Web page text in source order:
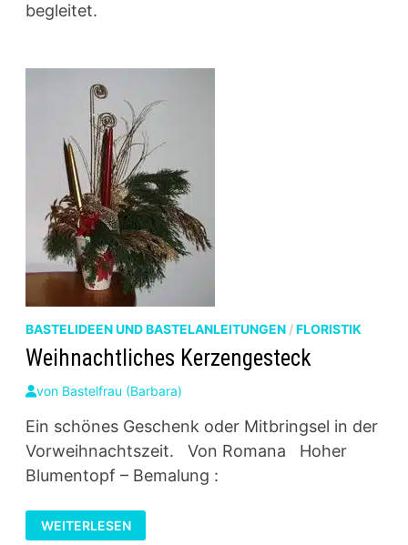
begleitet.
BASTELIDEEN UND BASTELANLEITUNGEN/FLORISTIK
Weihnachtliches Kerzengesteck
von Bastelfrau (Barbara)
Ein schönes Geschenk oder Mitbringsel in der
Vorweihnachtszeit. Von Romana Hoher
Blumentopf – Bemalung :
WEIHNACHTLICHES
KERZENGESTECK
WEITERLESEN